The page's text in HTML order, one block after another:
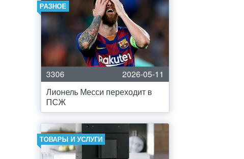
РАЗНОЕ
3306
2026-05-11
Лионель Месси переходит в
ПСЖ
ТОВАРЫ И УСЛУГИ